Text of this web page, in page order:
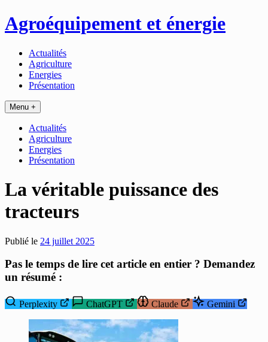
Passer
au
Agroéquipement et énergie
Actualités
Agriculture
Energies
Présentation
Menu +
Actualités
Agriculture
Energies
Présentation
La véritable puissance des
tracteurs
Publié le 24 juillet 2025
Pas le temps de lire cet article en entier ? Demandez
un résumé :
Perplexity ChatGPT Claude Gemini